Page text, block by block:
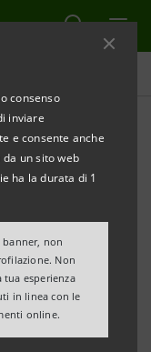
consenso
inviare
e consente anche
un sito web
ha la durata di 1
non
Non
tua esperienza
in linea con le
online.
un impianto
da circa 1
(VT)
Intesa